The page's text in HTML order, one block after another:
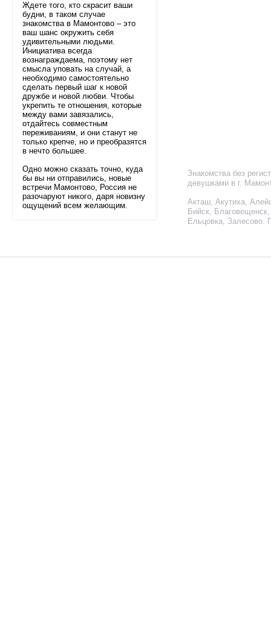
Знакомства без
девушками в г.
Акташ, Акутиха,
Бийск, Благовещенск
Ельцовка, Залесово.
Ждете того, кто скрасит ваши
будни, в таком случае
знакомства в Мамонтово – это
ваш шанс окружить себя
удивительными людьми.
Инициатива всегда
вознаграждаема, поэтому нет
смысла уповать на случай, а
необходимо самостоятельно
сделать первый шаг к новой
дружбе и новой любви. Чтобы
укрепить те отношения, которые
между вами завязались,
отдайтесь совместным
переживаниям, и они станут не
только крепче, но и преобразятся
в нечто большее.
Одно можно сказать точно, куда
бы вы ни отправились, новые
встречи Мамонтово, Россия не
разочаруют никого, даря новизну
ощущений всем желающим.